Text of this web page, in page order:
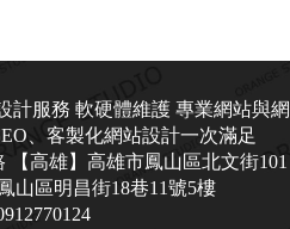
,RWD 響應式網頁設計, 線上
金流串接服務,